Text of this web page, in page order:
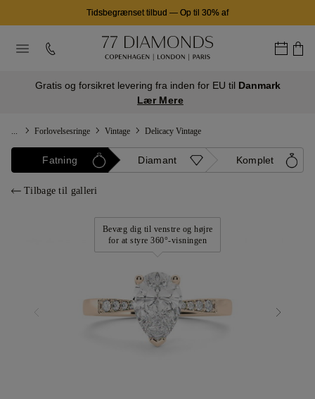
Tidsbegrænset tilbud — Op til 30% af
Gratis og forsikret levering fra inden for EU til Danmark
Lær Mere
Forlovelsesringe Vintage Delicacy Vintage
Fatning Diamant Komplet
Tilbage til galleri
Bevæg dig til venstre og højre
for at styre 360°-visningen